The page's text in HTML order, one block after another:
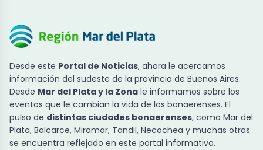
Desde este Portal de Noticias, ahora le acercamos
información del sudeste de la provincia de Buenos Aires.
Desde Mar del Plata y la Zona le informamos sobre los
eventos que le cambian la vida de los bonaerenses. El
pulso de distintas ciudades bonaerenses, como Mar del
Plata, Balcarce, Miramar, Tandil, Necochea y muchas otras
se encuentra reflejado en este portal informativo.